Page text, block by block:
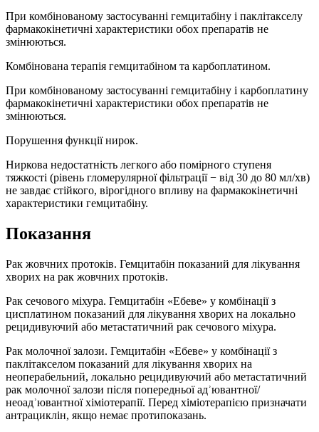
При комбінованому застосуванні гемцитабіну і паклітакселу
фармакокінетичні характеристики обох препаратів не
змінюються.
Комбінована терапія гемцитабіном та карбоплатином.
При комбінованому застосуванні гемцитабіну і карбоплатину
фармакокінетичні характеристики обох препаратів не
змінюються.
Порушення функції нирок.
Ниркова недостатність легкого або помірного ступеня
тяжкості (рівень гломерулярної фільтрації − від 30 до 80 мл/хв)
не завдає стійкого, вірогідного впливу на фармакокінетичні
характеристики гемцитабіну.
Показання
Рак жовчних протоків. Гемцитабін показаний для лікування
хворих на рак жовчних протоків.
Рак сечового міхура. Гемцитабін «Ебеве» у комбінації з
цисплатином показаний для лікування хворих на локально
рецидивуючий або метастатичний рак сечового міхура.
Рак молочної залози. Гемцитабін «Ебеве» у комбінації з
паклітакселом показаний для лікування хворих на
неоперабельний, локально рецидивуючий або метастатичний
рак молочної залози після попередньої адʾювантної/
неоадʾювантної хіміотерапії. Перед хіміотерапією призначати
антрациклін, якщо немає протипоказань.